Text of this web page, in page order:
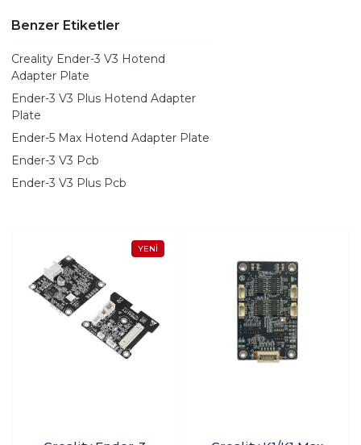
Benzer Etiketler
Creality Ender-3 V3 Hotend
Adapter Plate
Ender-3 V3 Plus Hotend Adapter
Plate
Ender-5 Max Hotend Adapter Plate
Ender-3 V3 Pcb
Ender-3 V3 Plus Pcb